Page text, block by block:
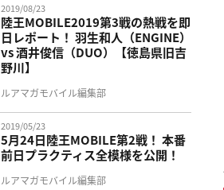
2019/08/23
陸王MOBILE2019第3戦の熱戦を即
日レポート！ 羽生和人（ENGINE）
vs 酒井俊信（DUO）【徳島県旧吉
野川】
ルアマガモバイル編集部
2019/05/23
5月24日陸王MOBILE第2戦！ 本番
前日プラクティス全模様を公開！
ルアマガモバイル編集部